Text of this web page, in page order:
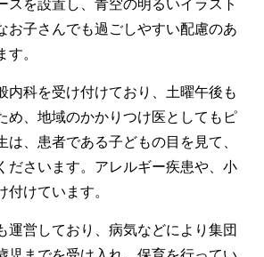
スを設置し、青空の明るいイラスト
お子さんでも過ごしやすい配慮のあ
す。
内科を受け付けており、土曜午後も
め、地域のかかりつけ医としてもピ
は、患者である子どもの目を見て、
ださいます。アレルギー疾患や、小
付けています。
運営しており、病気などにより集団